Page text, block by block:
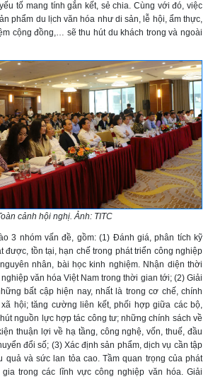
tố mang tính gắn kết, sẻ chia. Cùng với đó, việc
phẩm du lịch văn hóa như di sản, lễ hội, ẩm thực,
cộng đồng,… sẽ thu hút du khách trong và ngoài
cảnh hội nghị. Ảnh: TITC
3 nhóm vấn đề, gồm: (1) Đánh giá, phân tích kỹ
được, tồn tại, hạn chế trong phát triển công nghiệp
nhân, bài học kinh nghiệm. Nhận diện thời
văn hóa Việt Nam trong thời gian tới; (2) Giải
bất cập hiện nay, nhất là trong cơ chế, chính
hội; tăng cường liên kết, phối hợp giữa các bộ,
nguồn lực hợp tác công tư; những chính sách về
thuận lợi về hạ tầng, công nghệ, vốn, thuế, đầu
đổi số; (3) Xác định sản phẩm, dịch vụ cần tập
quả và sức lan tỏa cao. Tầm quan trọng của phát
trong các lĩnh vực công nghiệp văn hóa. Giải